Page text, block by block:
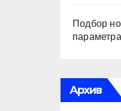
Подбор
Архив